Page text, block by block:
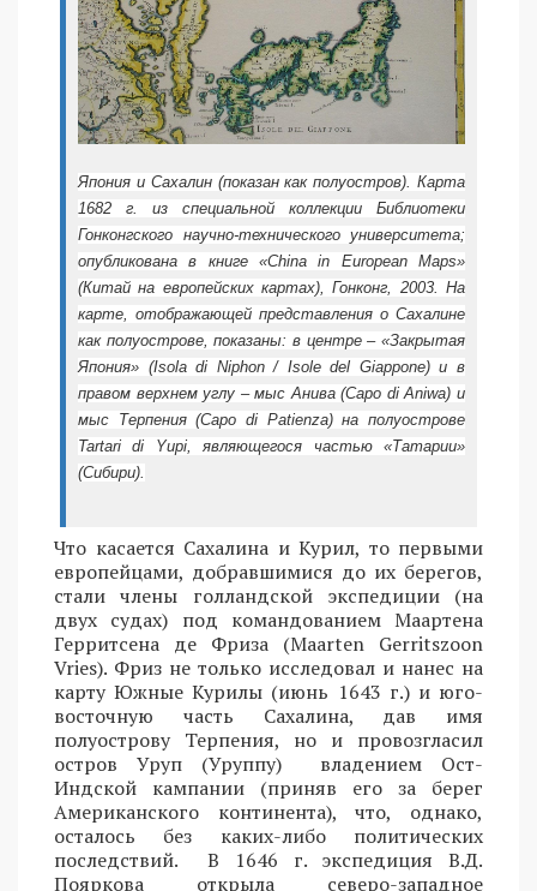
Япония и Сахалин (показан как полуостров). Карта
1682 г. из специальной коллекции Библиотеки
Гонконгского научно-технического университета;
опубликована в книге «China in European Maps»
(Китай на европейских картах), Гонконг, 2003. На
карте, отображающей представления о Сахалине
как полуострове, показаны: в центре – «Закрытая
Япония» (Isola di Niphon / Isole del Giappone) и в
правом верхнем углу – мыс Анива (Сapo di Aniwa) и
мыс Терпения (Capo di Patienza) на полуострове
Tartari di Yupi, являющегося частью «Татарии»
(Сибири).
Что касается Сахалина и Курил, то первыми
европейцами, добравшимися до их берегов,
стали члены голландской экспедиции (на
двух судах) под командованием Маартена
Герритсена де Фриза (Maarten Gerritszoon
Vries). Фриз не только исследовал и нанес на
карту Южные Курилы (июнь 1643 г.) и юго-
восточную часть Сахалина, дав имя
полуострову Терпения, но и провозгласил
остров Уруп (Уруппу) владением Ост-
Индской кампании (приняв его за берег
Американского континента), что, однако,
осталось без каких-либо политических
последствий. В 1646 г. экспедиция В.Д.
Пояркова открыла северо-западное